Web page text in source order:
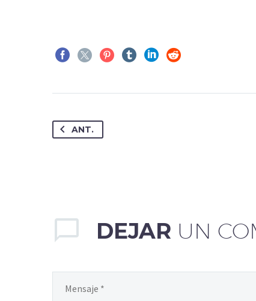
ANT.
DEJAR UN